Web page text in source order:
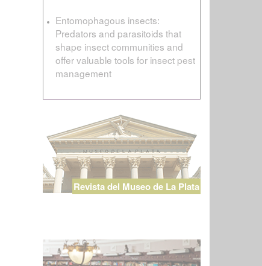
Entomophagous insects:
Predators and parasitoids that
shape insect communities and
offer valuable tools for insect pest
management
Revista del Museo de La Plata